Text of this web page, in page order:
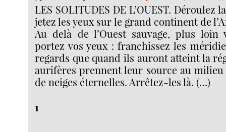
LES SOLITUDES DE L’OUEST. Déroulez
jetez les yeux sur le grand continent de
Au delà de l’Ouest sauvage, plus loin
portez vos yeux : franchissez les
regards que quand ils auront atteint la
aurifères prennent leur source au milieu
de neiges éternelles. Arrêtez-les là. (…)
1